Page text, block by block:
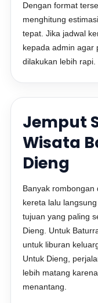
Dengan format
menghitung
tepat. Jika jadwal
kepada admin agar
dilakukan lebih rapi.
Jemput
Wisata
Dieng
Banyak rombongan
kereta lalu
tujuan yang paling
Dieng. Untuk
untuk liburan
Untuk Dieng,
lebih matang
menantang.